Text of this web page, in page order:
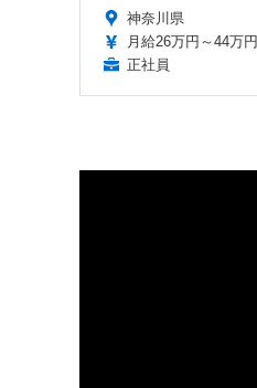
神奈川県
月給26万円～44万円
正社員